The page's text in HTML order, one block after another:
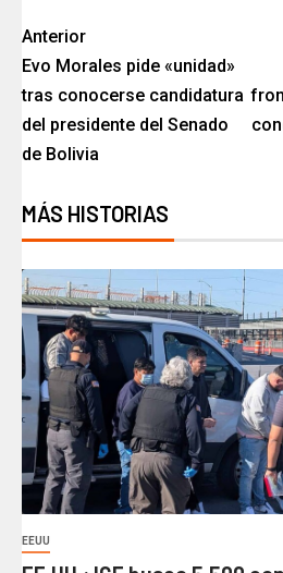
Anterior
Evo Morales pide «unidad»
tras conocerse candidatura
del presidente del Senado
de Bolivia
MÁS HISTORIAS
EEUU